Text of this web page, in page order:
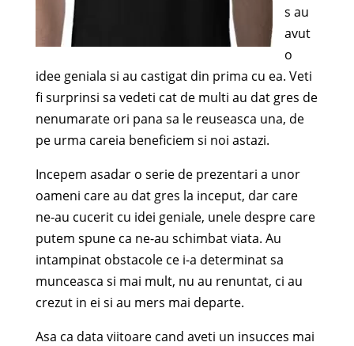
s au
avut
o
idee geniala si au castigat din prima cu ea. Veti
fi surprinsi sa vedeti cat de multi au dat gres de
nenumarate ori pana sa le reuseasca una, de
pe urma careia beneficiem si noi astazi.
Incepem asadar o serie de prezentari a unor
oameni care au dat gres la inceput, dar care
ne-au cucerit cu idei geniale, unele despre care
putem spune ca ne-au schimbat viata. Au
intampinat obstacole ce i-a determinat sa
munceasca si mai mult, nu au renuntat, ci au
crezut in ei si au mers mai departe.
Asa ca data viitoare cand aveti un insucces mai